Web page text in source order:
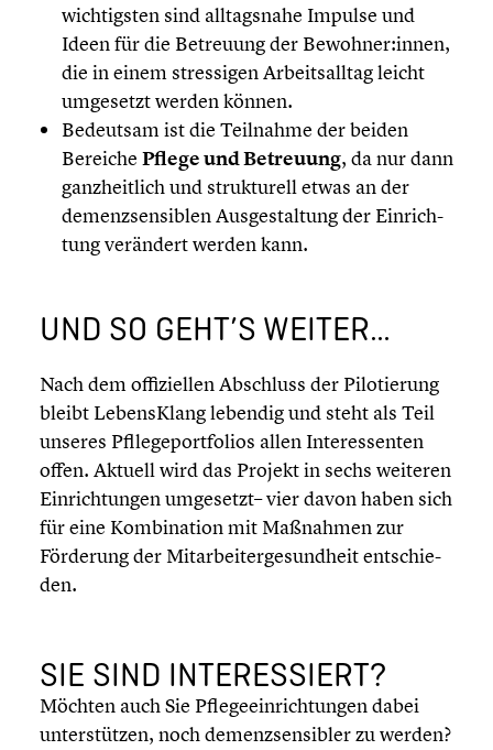
wichtigs­ten sind alltags­nahe Impulse und
Ideen für die Betreuung der Bewohner:innen,
die in einem stres­si­gen Arbeits­all­tag leicht
umgesetzt werden können.
Bedeutsam ist die Teilnahme der beiden
Bereiche Pflege und Betreuung, da nur dann
ganzheit­lich und struk­tu­rell etwas an der
demenz­sen­si­blen Ausge­stal­tung der Einrich­
tung verändert werden kann.
UND SO GEHT’S WEITER…
Nach dem offizi­el­len Abschluss der Pilotie­rung
bleibt Lebens­Klang lebendig und steht als Teil
unseres Pflle­ge­port­fo­lios allen Inter­es­sen­ten
offen. Aktuell wird das Projekt in sechs weiteren
Einrich­tun­gen umgesetzt– vier davon haben sich
für eine Kombi­na­tion mit Maßnahmen zur
Förderung der Mitar­bei­ter­ge­sund­heit entschie­
den.
SIE SIND INTER­ES­SIERT?
Möchten auch Sie Pflege­ein­rich­tun­gen dabei
unter­stüt­zen, noch demenz­sen­si­bler zu werden?